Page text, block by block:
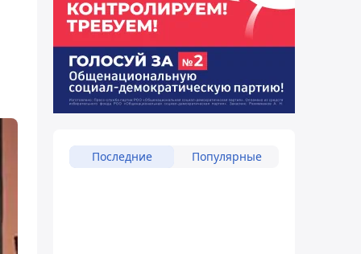
Последние Популярные